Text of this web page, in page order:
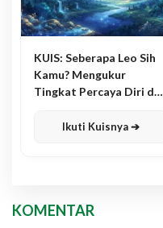
KUIS: Seberapa Leo Sih
Kamu? Mengukur
Tingkat Percaya Diri dan
Ikuti Kuisnya ➔
KOMENTAR